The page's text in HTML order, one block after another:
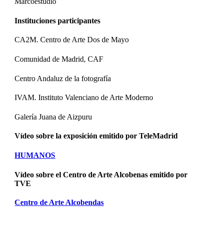
Instituciones participantes
CA2M. Centro de Arte Dos de Mayo
Comunidad de Madrid, CAF
Centro Andaluz de la fotografía
IVAM. Instituto Valenciano de Arte Moderno
Galería Juana de Aizpuru
Vídeo sobre la exposición emitido por TeleMadrid
HUMANOS
Vídeo sobre el Centro de Arte Alcobenas emitido por
TVE
Centro de Arte Alcobendas